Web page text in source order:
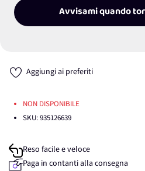
Avvisami quando
Aggiungi ai preferiti
NON DISPONIBILE
SKU:935126639
Reso facile e veloce
Paga in contanti alla consegna